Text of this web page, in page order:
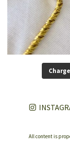
All content is